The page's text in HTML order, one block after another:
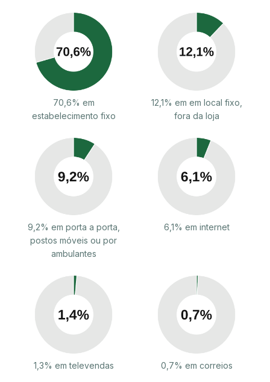
70,6% em
estabelecimento fixo
12,1% em em local fixo,
fora da loja
9,2% em porta a porta,
postos móveis ou por
ambulantes
6,1% em internet
1,3% em televendas 0,7% em correios